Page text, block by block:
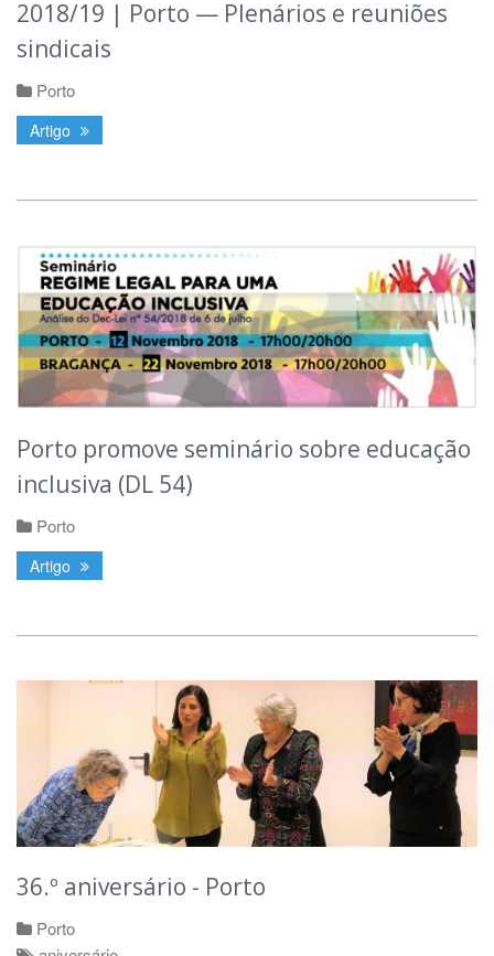
2018/19 | Porto — Plenários e reuniões
sindicais
Porto
Artigo
Porto promove seminário sobre educação
inclusiva (DL 54)
Porto
Artigo
36.º aniversário - Porto
Porto